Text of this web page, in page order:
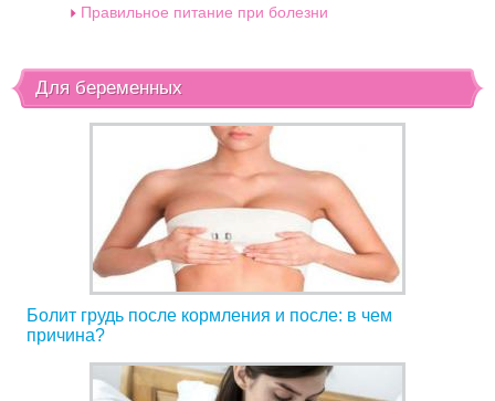
Правильное питание при болезни
Для беременных
Болит грудь после кормления и после: в чем
причина?